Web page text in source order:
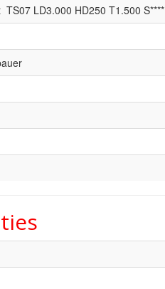
LD3.000 HD250 T1.500 S****